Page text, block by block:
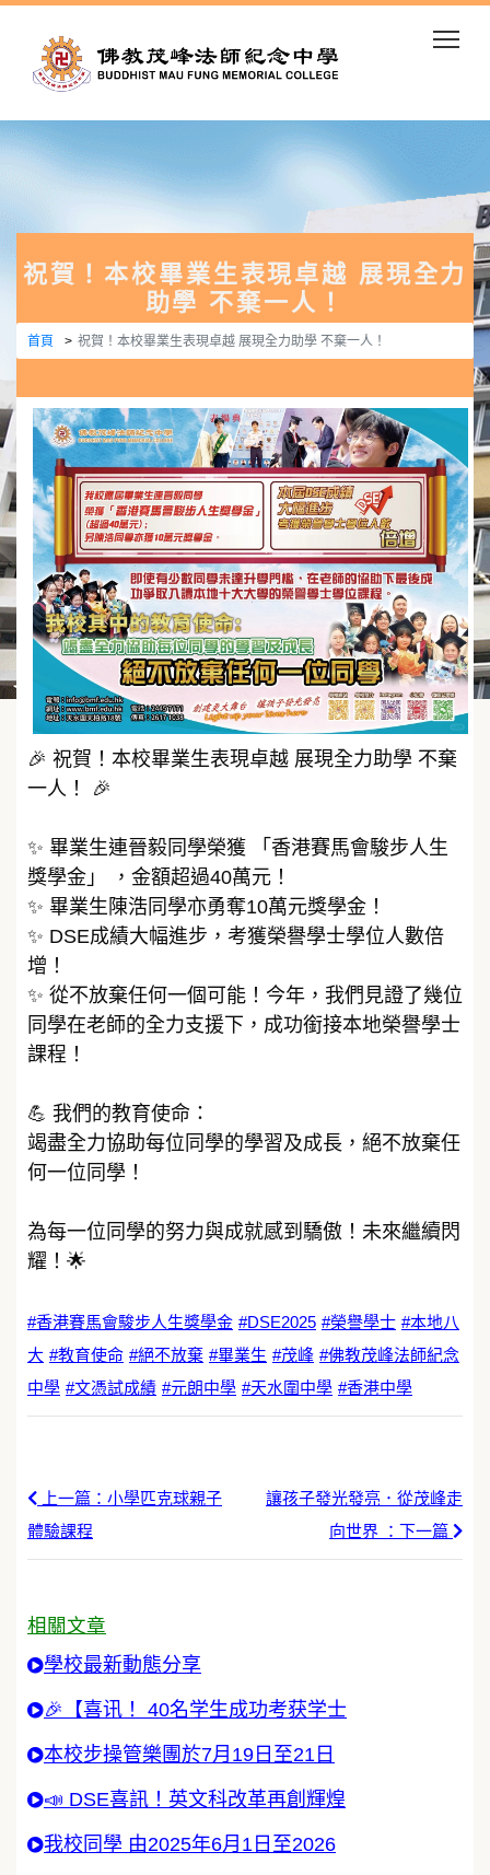
祝賀！本校畢業生表現卓越 展現全力
助學 不棄一人！
首頁 祝賀！本校畢業生表現卓越 展現全力助學 不棄一人！
🎉 祝賀！本校畢業生表現卓越 展現全力助學 不棄
一人！ 🎉
✨ 畢業生連晉毅同學榮獲 「香港賽馬會駿步人生
獎學金」 ，金額超過40萬元！
✨ 畢業生陳浩同學亦勇奪10萬元獎學金！
✨ DSE成績大幅進步，考獲榮譽學士學位人數倍
增！
✨ 從不放棄任何一個可能！今年，我們見證了幾位
同學在老師的全力支援下，成功銜接本地榮譽學士
課程！
💪 我們的教育使命：
竭盡全力協助每位同學的學習及成長，絕不放棄任
何一位同學！
為每一位同學的努力與成就感到驕傲！未來繼續閃
耀！🌟
#香港賽馬會駿步人生獎學金 #DSE2025 #榮譽學士 #本地八
大 #教育使命 #絕不放棄 #畢業生 #茂峰 #佛教茂峰法師紀念
中學 #文憑試成績 #元朗中學 #天水圍中學 #香港中學
上一篇：小學匹克球親子
體驗課程
讓孩子發光發亮．從茂峰走
向世界 ：下一篇
相關文章
學校最新動態分享
🎉【喜讯！ 40名学生成功考获学士
本校步操管樂團於7月19日至21日
📣 DSE喜訊！英文科改革再創輝煌
我校同學 由2025年6月1日至2026